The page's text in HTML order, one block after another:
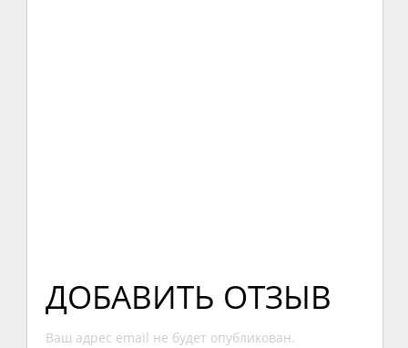
ДОБАВИТЬ ОТЗЫВ
Ваш адрес email не будет опубликован.